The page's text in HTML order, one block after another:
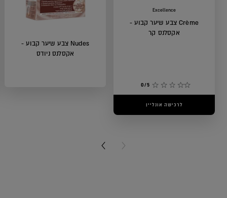
Excellence
Crème צבע שיער קבוע -
אקסלנס קר
0/5
לרכישה אונליין
Nudes צבע שיער קבוע -
אקסלנס ניודס
PREVIOUS CARD
NEXT CARD